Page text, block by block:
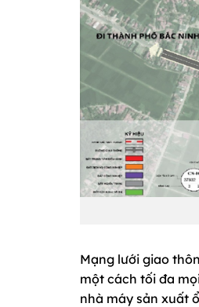
Mạng lưới giao
một cách tối đa
nhà máy sản xuất